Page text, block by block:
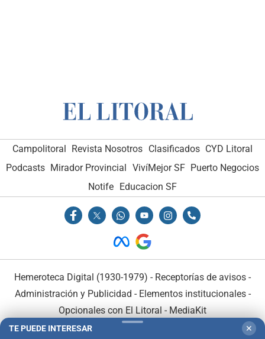
Campolitoral Revista Nosotros Clasificados CYD Litoral
Podcasts Mirador Provincial VivíMejor SF Puerto Negocios
Notife Educacion SF
Hemeroteca Digital (1930-1979) - Receptorías de avisos -
Administración y Publicidad - Elementos institucionales-
Opcionales con El Litoral - MediaKit
TE PUEDE INTERESAR ✕